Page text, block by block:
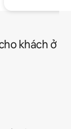
khách ở